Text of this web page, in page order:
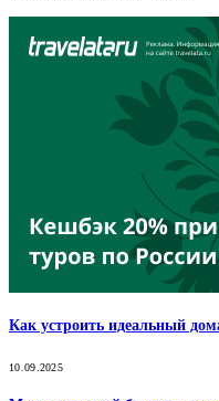
Как устроить идеальный
10.09.2025